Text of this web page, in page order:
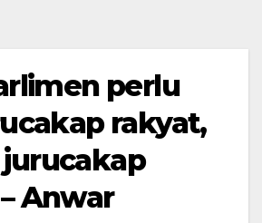
perlu
rakyat,
Anwar